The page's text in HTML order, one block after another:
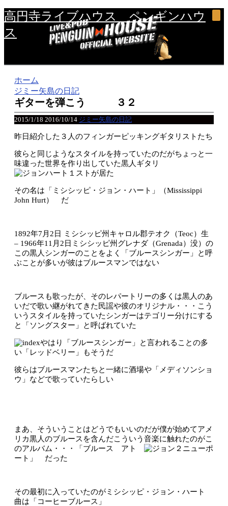
高円寺ライブハウス ペンギンハウ
ス
ホーム
ジミー矢島の日記
ギターを弾こう ３２
2015/1/18 2016/10/14 ジミー矢島の日記
昨日紹介した３人のフィンガーピッキングギタリストたち
彼らと同じようなスタイルを持っていたのだがちょっと一
味違った世界を作り出していた黒人ギタリ
ストが居た
その名は「ミシシッピ・ジョン・ハート」（Mississippi
John Hurt） だ
1892年7月2日 ミシシッピ州キャロル郡テオク（Teoc）生
– 1966年11月2日ミシシッピ州グレナダ（Grenada）没）の
この黒人シンガーのことをよく「ブルースシンガー」と呼
ぶことが多いが彼はブルースマンではない
ブルースも歌ったが、そのレパートリーの多くは黒人のあ
いだで歌い継がれてきた民謡や彼のオリジナル・・・こう
いうスタイルを持っていたシンガーはテゴリー分けにする
と「ソングスター」と呼ばれていた
やはり「ブルースシンガー」と言われることの多
い「レッドベリー」もそうだ
彼らはブルースマンたちと一緒に酒場や「メディソンショ
ウ」などで歌っていたらしい
まあ、そういうことはどうでもいいのだが僕が始めてアメ
リカ黒人のブルースを含んだこういう音楽に触れたのがこ
のアルバム・・・「ブルース アト
ニューポ
ート」 だった
その最初に入っていたのがミシシッピ・ジョン・ハート
曲は「コーヒーブルース」